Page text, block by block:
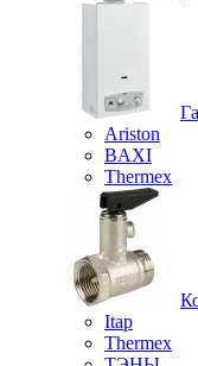
Ariston
BAXI
Thermex
Itap
Thermex